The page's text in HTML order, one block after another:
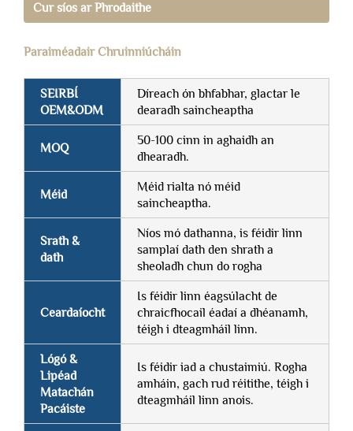
Cur síos ar Phrodaithe
Paraiméadair Chruinniúcháin
SEIRBÍ
OEM&ODM
Díreach ón bhfabhar, glactar le
dearadh saincheaptha
MOQ
50-100 cinn in aghaidh an
dhearadh.
Méid
Méid rialta nó méid
saincheaptha.
Srath &
dath
Níos mó dathanna, is féidir linn
samplaí dath den shrath a
sheoladh chun do rogha
Ceardaíocht
Is féidir linn éagsúlacht de
chraicfhocail éadaí a dhéanamh,
téigh i dteagmháil linn.
Lógó &
Lipéad
Matachán
Pacáiste
Is féidir iad a chustaimiú. Rogha
amháin, gach rud réitithe, téigh i
dteagmháil linn anois.